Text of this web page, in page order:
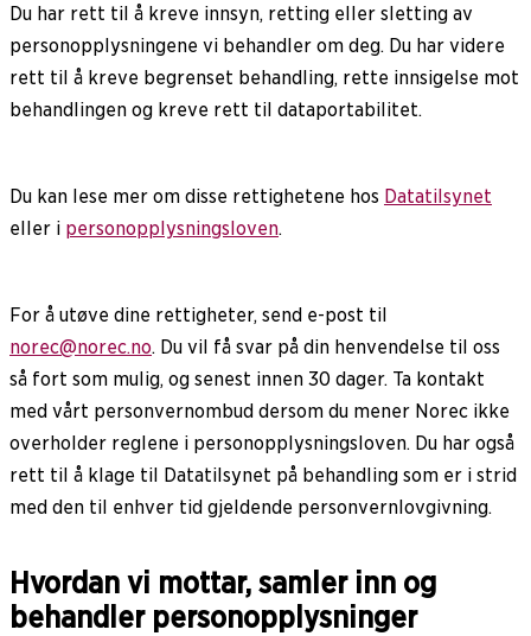
Du har rett til å kreve innsyn, retting eller sletting av
personopplysningene vi behandler om deg. Du har videre
rett til å kreve begrenset behandling, rette innsigelse mot
behandlingen og kreve rett til dataportabilitet.
Du kan lese mer om disse rettighetene hos Datatilsynet
eller i personopplysningsloven.
For å utøve dine rettigheter, send e-post til
norec@norec.no. Du vil få svar på din henvendelse til oss
så fort som mulig, og senest innen 30 dager. Ta kontakt
med vårt personvernombud dersom du mener Norec ikke
overholder reglene i personopplysningsloven. Du har også
rett til å klage til Datatilsynet på behandling som er i strid
med den til enhver tid gjeldende personvernlovgivning.
Hvordan vi mottar, samler inn og
behandler personopplysninger